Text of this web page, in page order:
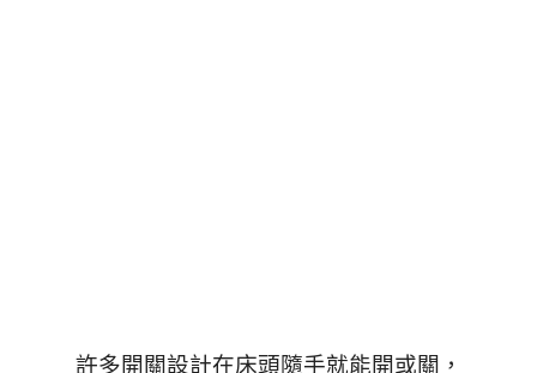
許多開關設計在床頭隨手就能開或關，